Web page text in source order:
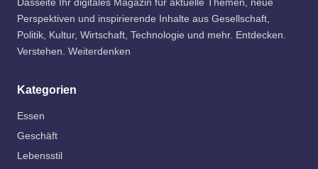
Dasseite Ihr digitales Magazin für aktuelle Themen, neue
Perspektiven und inspirierende Inhalte aus Gesellschaft,
Politik, Kultur, Wirtschaft, Technologie und mehr. Entdecken.
Verstehen. Weiterdenken
Kategorien
Essen
Geschäft
Lebensstil